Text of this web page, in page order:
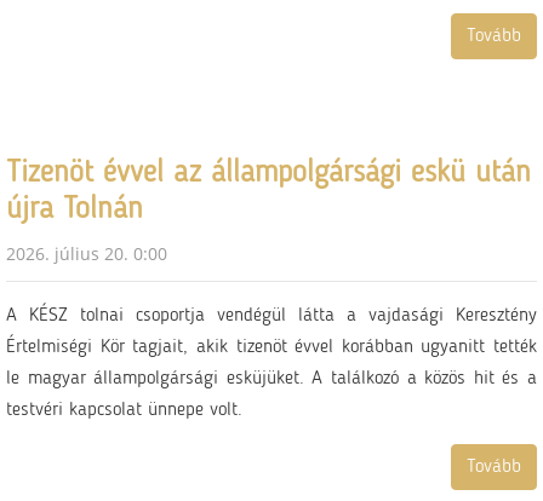
Tovább
Tizenöt évvel az állampolgársági eskü után
újra Tolnán
2026. július 20. 0:00
A KÉSZ tolnai csoportja vendégül látta a vajdasági Keresztény
Értelmiségi Kör tagjait, akik tizenöt évvel korábban ugyanitt tették
le magyar állampolgársági esküjüket. A találkozó a közös hit és a
testvéri kapcsolat ünnepe volt.
Tovább